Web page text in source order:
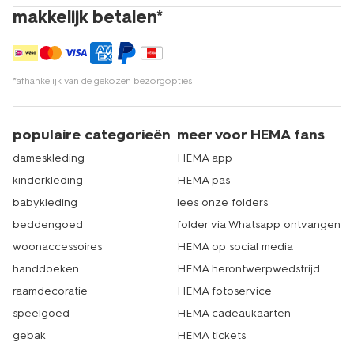
makkelijk betalen*
*afhankelijk van de gekozen bezorgopties
populaire categorieën
dameskleding
kinderkleding
babykleding
beddengoed
woonaccessoires
handdoeken
raamdecoratie
speelgoed
gebak
meer voor HEMA fans
HEMA app
HEMA pas
lees onze folders
folder via Whatsapp ontvangen
HEMA op social media
HEMA herontwerpwedstrijd
HEMA fotoservice
HEMA cadeaukaarten
HEMA tickets